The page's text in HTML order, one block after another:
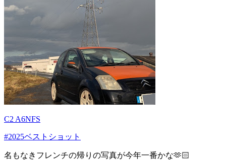
C2 A6NFS
#2025ベストショット
名もなきフレンチの帰りの写真が今年一番かな🫶🏻